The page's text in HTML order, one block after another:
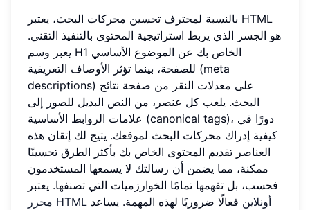
بالنسبة لمحترف تحسين محركات البحث، يعتبر HTML
هو الجسر الذي يربط استراتيجية المحتوى بالتنفيذ التقني.
يعبر وسم H1 الخاص بك عن الموضوع الأساسي
للصفحة، بينما تؤثر الأوصاف التعريفية (meta
descriptions) على معدلات النقر من صفحة نتائج
البحث. يلعب كل عنصر، من النص البديل للصور إلى
علامات الروابط الأساسية (canonical tags)، دورًا في
كيفية إدراك محركات البحث لموقعك. يتيح لك إتقان هذه
العناصر تقديم المحتوى الخاص بك بأكثر الطرق تحسينًا
ممكنة، مما يضمن أن رسالتك لا يسمعها المستخدمون
فحسب، بل تفهمها تمامًا الخوارزميات التي تصنفها. يعتبر
محرر HTML أونلاين فعالًا ضروريًا لهذه المهمة. يساعد